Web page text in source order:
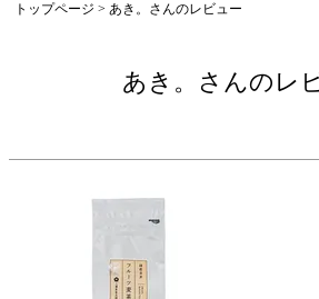
トップページ あき。さんのレビュー
あき。さんのレ